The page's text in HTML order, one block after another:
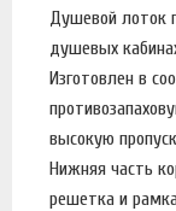
Душевой лоток
душевых
Изготовлен в
высокую
Нижняя часть
решетка и